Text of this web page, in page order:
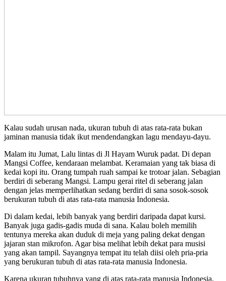
Kalau sudah urusan nada, ukuran tubuh di atas rata-rata bukan
jaminan manusia tidak ikut mendendangkan lagu mendayu-dayu.
Malam itu Jumat, Lalu lintas di Jl Hayam Wuruk padat. Di depan
Mangsi Coffee, kendaraan melambat. Keramaian yang tak biasa di
kedai kopi itu. Orang tumpah ruah sampai ke trotoar jalan. Sebagian
berdiri di seberang Mangsi. Lampu gerai ritel di seberang jalan
dengan jelas memperlihatkan sedang berdiri di sana sosok-sosok
berukuran tubuh di atas rata-rata manusia Indonesia.
Di dalam kedai, lebih banyak yang berdiri daripada dapat kursi.
Banyak juga gadis-gadis muda di sana. Kalau boleh memilih
tentunya mereka akan duduk di meja yang paling dekat dengan
jajaran stan mikrofon. Agar bisa melihat lebih dekat para musisi
yang akan tampil. Sayangnya tempat itu telah diisi oleh pria-pria
yang berukuran tubuh di atas rata-rata manusia Indonesia.
Karena ukuran tubuhnya yang di atas rata-rata manusia Indonesia,